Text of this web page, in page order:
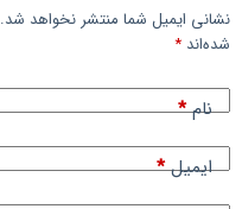
نشانی ایمیل شما منتشر نخواهد شد.
شده‌اند *
نام*
ایمیل*